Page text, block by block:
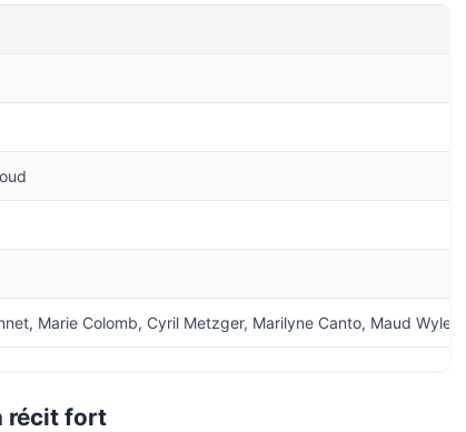
Marie Colomb, Cyril Metzger, Marilyne Canto, Maud
récit fort